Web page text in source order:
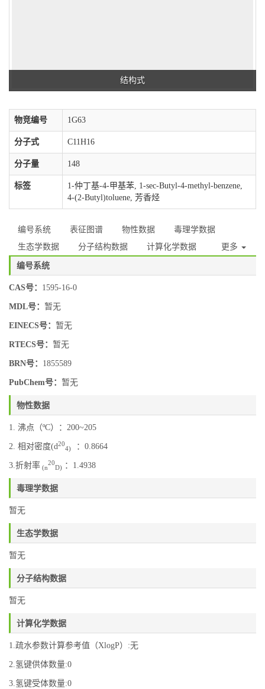
结构式
物竞编号 1G63
分子式 C11H16
分子量 148
标签
1-仲丁基-4-甲基苯, 1-sec-Butyl-4-methyl-benzene,
4-(2-Butyl)toluene, 芳香烃
编号系统 表征图谱 物性数据
毒理学数据
生态学数据
分子结构数据 计算化学数据 更多
编号系统
CAS号： 1595-16-0
MDL号： 暂无
EINECS号： 暂无
RTECS号： 暂无
BRN号： 1855589
PubChem号： 暂无
物性数据
1. 沸点（ºC）：200~205
2. 相对密度(d20
4) ：0.8664
3.折射率 (n
20
D) ：1.4938
毒理学数据
暂无
生态学数据
暂无
分子结构数据
暂无
计算化学数据
1.疏水参数计算参考值（XlogP）:无
2.氢键供体数量:0
3.氢键受体数量:0